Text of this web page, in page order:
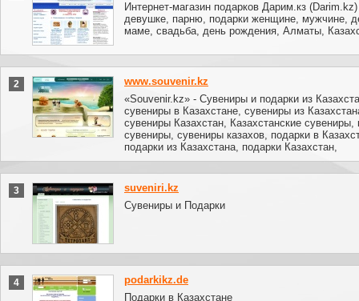
Интернет-магазин подарков Дарим.кз
девушке, парню, подарки женщине, мужчине,
маме, свадьба, день рождения, Алматы,
2
www.souvenir.kz
«Souvenir.kz» - Сувениры и подарки из
сувениры в Казахстане, сувениры из
сувениры Казахстан, Казахстанские сувениры,
сувениры, сувениры казахов, подарки в
подарки из Казахстана, подарки Казахстан,
3
suveniri.kz
Сувениры и Подарки
4
podarkikz.de
Подарки в Казахстане